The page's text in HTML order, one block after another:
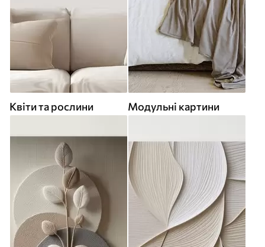
Квіти та рослини Модульні картини